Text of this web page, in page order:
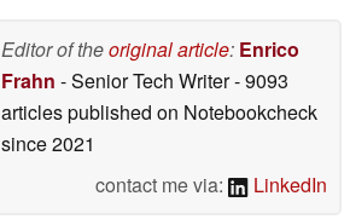
Editor of theoriginal article: Enrico
Frahn - Senior Tech Writer- 9093
articles published on Notebookcheck
since 2021
contact me via:
LinkedIn